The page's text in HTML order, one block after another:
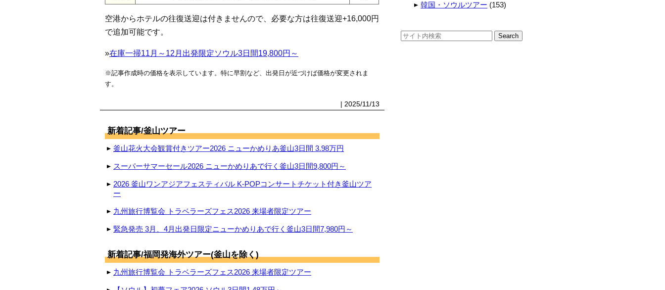
空港からホテルの往復送迎は付きませんので、必要な方は往復送迎+16,000円
で追加可能です。
»在庫一掃11月～12月出発限定ソウル3日間19,800円～
※記事作成時の価格を表示しています。特に早割など、出発日が近づけば価格が変更されま
す。
| 2025/11/13
新着記事/釜山ツアー
釜山花火大会観賞付きツアー2026 ニューかめりあ釜山3日間 3.98万円
スーパーサマーセール2026 ニューかめりあで行く釜山3日間9,800円～
2026 釜山ワンアジアフェスティバル K-POPコンサートチケット付き釜山ツア
ー
九州旅行博覧会 トラベラーズフェス2026 来場者限定ツアー
緊急発売 3月、4月出発日限定ニューかめりあで行く釜山3日間7,980円～
新着記事/福岡発海外ツアー(釜山を除く)
九州旅行博覧会 トラベラーズフェス2026 来場者限定ツアー
韓国・ソウルツアー (153)
検
索: